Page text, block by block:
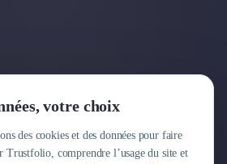
votre choix
des cookies et des données pour faire
Trustfolio, comprendre l’usage du site et
de Bureaux